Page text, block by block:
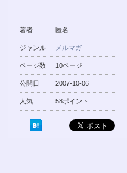
著者 匿名
ジャンル メルマガ
ページ数 10ページ
公開日 2007-10-06
人気 58ポイント